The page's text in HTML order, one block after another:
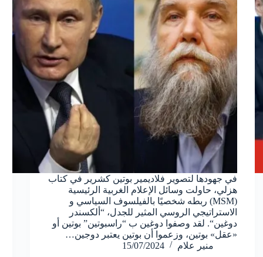
في جهودها لتصوير فلاديمير بوتين كشرير في كتاب
هزلي، حاولت وسائل الإعلام الغربية الرئيسية
(MSM) ربطه شخصيًا بالفيلسوف السياسي و
الاستراتيجي الروسي المثير للجدل، “ألكسندر
دوغين“. لقد وصفوا دوغين ب “راسبوتين” بوتين أو
«عقل» بوتين، وزعموا أن بوتين يعتبر دوجين…
منير علام
15/07/2024